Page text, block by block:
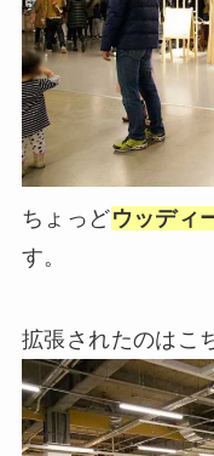
ちょっどウッディ
す。
拡張されたのはこ